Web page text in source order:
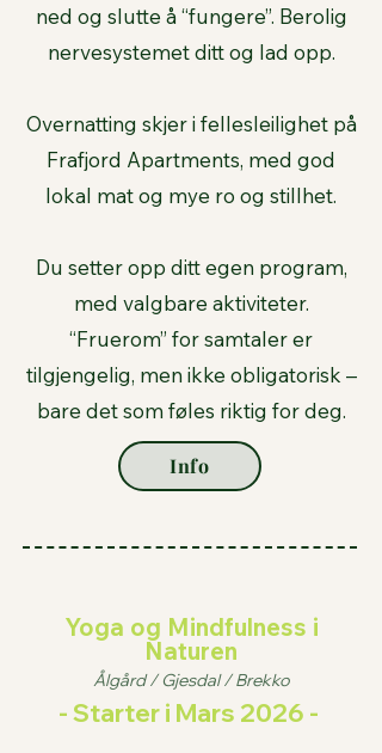
ned og slutte å “fungere”. Berolig
nervesystemet ditt og lad opp.
Overnatting skjer i fellesleilighet på
Frafjord Apartments, med god
lokal mat og mye ro og stillhet.
Du setter opp ditt egen program,
med valgbare aktiviteter.
“Fruerom” for samtaler er
tilgjengelig, men ikke obligatorisk –
bare det som føles riktig for deg.
Info
Yoga og Mindfulness i
Naturen
Ålgård / Gjesdal / Brekko
- Starter i Mars 2026 -